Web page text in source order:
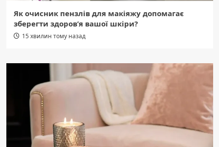
Як очисник пензлів для макіяжу допомагає
зберегти здоров’я вашої шкіри?
15 хвилин тому назад